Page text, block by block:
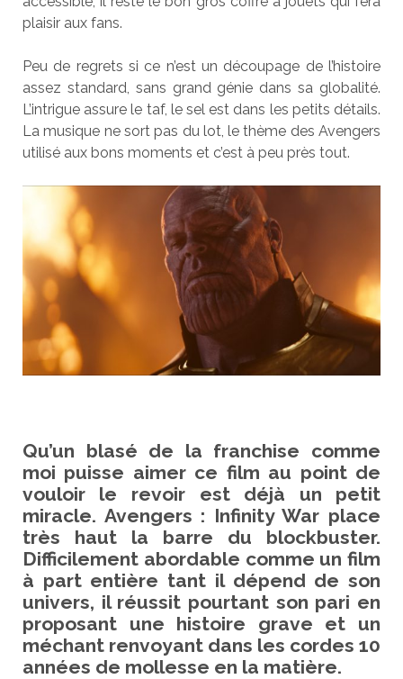
plaisir aux fans.
Peu de regrets si ce n’est un découpage de l’histoire
assez standard, sans grand génie dans sa globalité.
L’intrigue assure le taf, le sel est dans les petits détails.
La musique ne sort pas du lot, le thème des Avengers
utilisé aux bons moments et c’est à peu près tout.
Qu’un blasé de la franchise comme
moi puisse aimer ce film au point de
vouloir le revoir est déjà un petit
miracle. Avengers : Infinity War place
très haut la barre du blockbuster.
Difficilement abordable comme un film
à part entière tant il dépend de son
univers, il réussit pourtant son pari en
proposant une histoire grave et un
méchant renvoyant dans les cordes 10
années de mollesse en la matière.